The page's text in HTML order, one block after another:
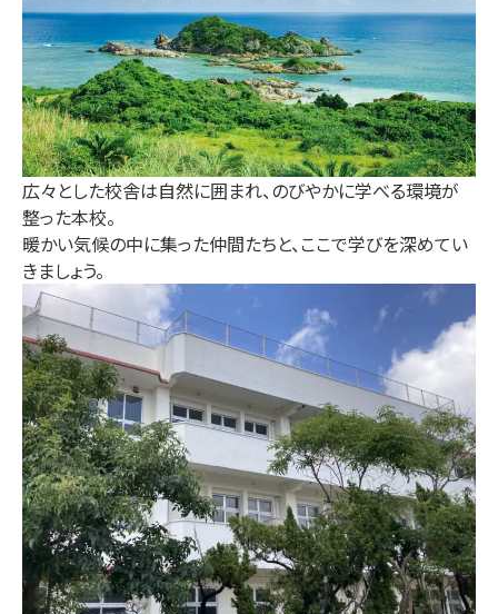
提携校の紹介
教職員採用
広々とした校舎は自然に囲まれ、のびやかに学べる環境が
整った本校。
暖かい気候の中に集った仲間たちと、ここで学びを深めてい
きましょう。